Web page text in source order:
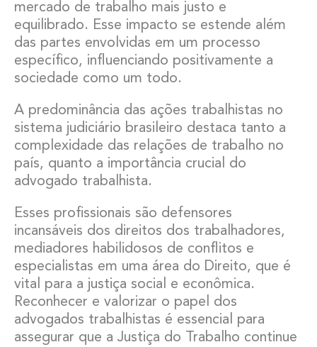
mercado de trabalho mais justo e
equilibrado. Esse impacto se estende além
das partes envolvidas em um processo
específico, influenciando positivamente a
sociedade como um todo.
A predominância das ações trabalhistas no
sistema judiciário brasileiro destaca tanto a
complexidade das relações de trabalho no
país, quanto a importância crucial do
advogado trabalhista.
Esses profissionais são defensores
incansáveis dos direitos dos trabalhadores,
mediadores habilidosos de conflitos e
especialistas em uma área do Direito, que é
vital para a justiça social e econômica.
Reconhecer e valorizar o papel dos
advogados trabalhistas é essencial para
assegurar que a Justiça do Trabalho continue